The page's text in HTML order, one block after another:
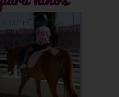
con Caballos
Dudas frecuentes
a caballo para